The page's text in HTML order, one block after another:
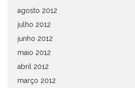
agosto 2012
julho 2012
junho 2012
maio 2012
abril 2012
março 2012